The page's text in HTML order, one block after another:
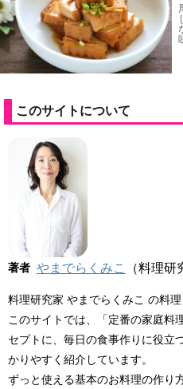
このサイトについて
著者 やまでらくみこ （料理研
料理研究家 やまでらくみこ の料理
このサイトでは、「定番の家庭料
セプトに、毎日の食事作りに役立
かりやすく紹介しています。
ずっと使える基本のお料理の作り